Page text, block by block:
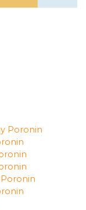
Poronin
Poronin